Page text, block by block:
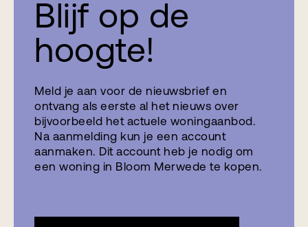
Blijf op de
hoogte!
Meld je aan voor de nieuwsbrief en
ontvang als eerste al het nieuws over
bijvoorbeeld het actuele woningaanbod.
Na aanmelding kun je een account
aanmaken. Dit account heb je nodig om
een woning in Bloom Merwede te kopen.